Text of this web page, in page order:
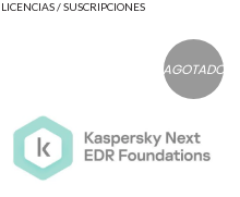
LICENCIAS / SUSCRIPCIONES
AGOTADO